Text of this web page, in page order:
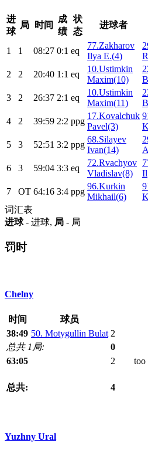
进
球
局 时间
成
绩
状
态
进球者
1 1 08:27 0:1 eq
77.Zakharov
Ilya E.(4)
2
2 20:40 1:1 eq
10.Ustimkin
Maxim(10)
3
2 26:37 2:1 eq
10.Ustimkin
Maxim(11)
4
2 39:59 2:2 ppg
17.Kovalchuk
Pavel(3)
5
3 52:51 3:2 ppg
68.Silayev
Ivan(14)
6
3 59:04 3:3 eq
72.Rvachyov
Vladislav(8)
7
ОТ 64:16 3:4 ppg
96.Kurkin
Mikhail(6)
词汇表
进球- 进球, 局 - 局
罚时
Chelny
时间 球员
38:49 50. Motygullin Bulat 2
总共 1局:
0
63:05
2 too
总共: 4
Yuzhny Ural